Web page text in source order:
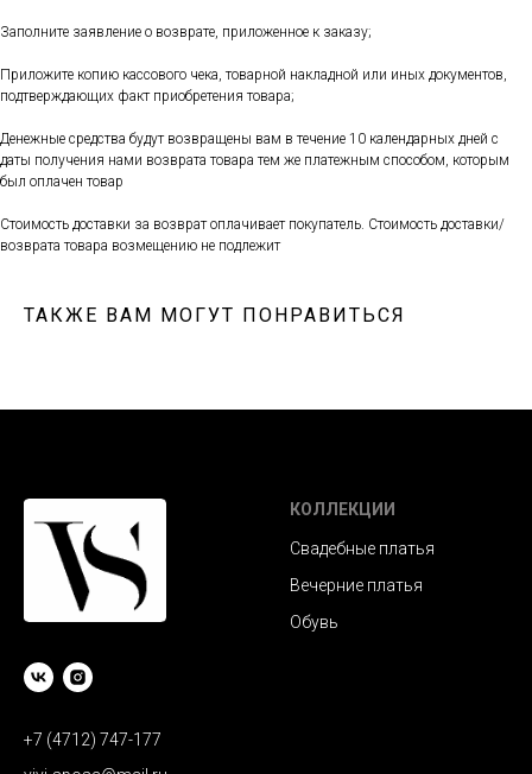
Заполните заявление о возврате, приложенное к заказу;
Приложите копию кассового чека, товарной накладной или иных документов,
подтверждающих факт приобретения товара;
Денежные средства будут возвращены вам в течение 10 календарных дней с
даты получения нами возврата товара тем же платежным способом, которым
был оплачен товар
Стоимость доставки за возврат оплачивает покупатель. Стоимость доставки/
возврата товара возмещению не подлежит
ТАКЖЕ ВАМ МОГУТ ПОНРАВИТЬСЯ
+7 (4712) 747-177
КОЛЛЕКЦИИ
Свадебные платья
Вечерние платья
Обувь